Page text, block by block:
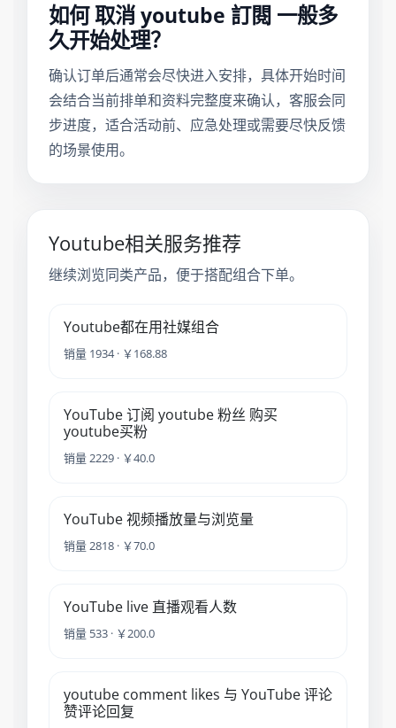
如何 取消 youtube 訂閱 一般多
久开始处理？
确认订单后通常会尽快进入安排，具体开始时间
会结合当前排单和资料完整度来确认，客服会同
步进度，适合活动前、应急处理或需要尽快反馈
的场景使用。
Youtube相关服务推荐
继续浏览同类产品，便于搭配组合下单。
Youtube都在用社媒组合
销量 1934 · ￥168.88
YouTube 订阅 youtube 粉丝 购买
youtube买粉
销量 2229 · ￥40.0
YouTube 视频播放量与浏览量
销量 2818 · ￥70.0
YouTube live 直播观看人数
销量 533 · ￥200.0
youtube comment likes 与 YouTube 评论
赞评论回复